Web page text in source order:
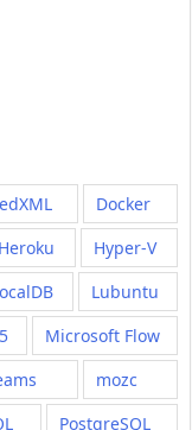
Docker
Heroku
Hyper-V
Lubuntu
Microsoft Flow
mozc
PostgreSQL